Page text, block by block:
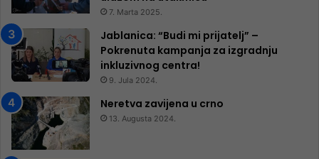
7. Marta 2025.
Jablanica: “Budi mi prijatelj” –
Pokrenuta kampanja za izgradnju
inkluzivnog centra!
9. Jula 2024.
Neretva zavijena u crno
13. Augusta 2024.